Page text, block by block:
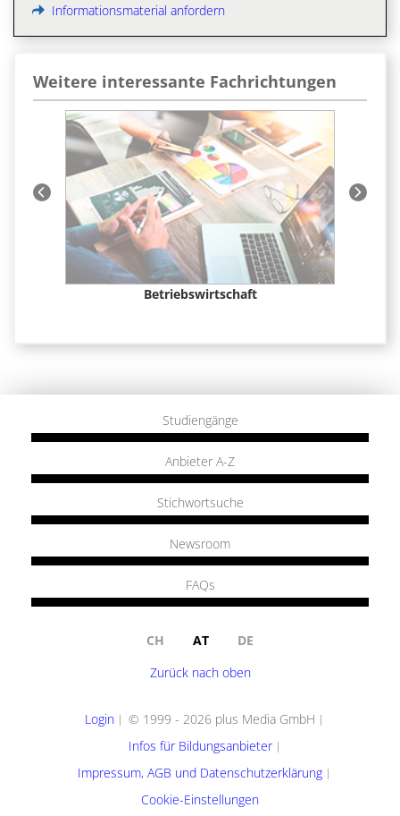
Informationsmaterial anfordern
Weitere interessante Fachrichtungen
Betriebswirtschaft
Studiengänge
Anbieter A-Z
Stichwortsuche
Newsroom
FAQs
CH AT
DE
Zurück nach oben
Login
© 1999 - 2026 plus Media GmbH
Infos für Bildungsanbieter
Impressum, AGB und Datenschutzerklärung
Cookie-Einstellungen